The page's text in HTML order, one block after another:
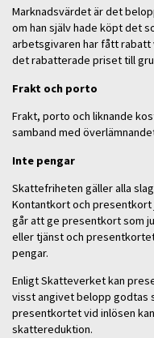
Marknadsvärdet är det
om han själv hade köpt det
arbetsgivaren har fått rabatt
det rabatterade priset till
Frakt och porto
Frakt, porto och liknande
samband med
Inte pengar
Skattefriheten gäller alla
Kontantkort och presentkort
går att ge presentkort som
eller tjänst och
pengar.
Enligt Skatteverket kan
visst angivet belopp godtas
presentkortet vid inlösen
skattereduktion.